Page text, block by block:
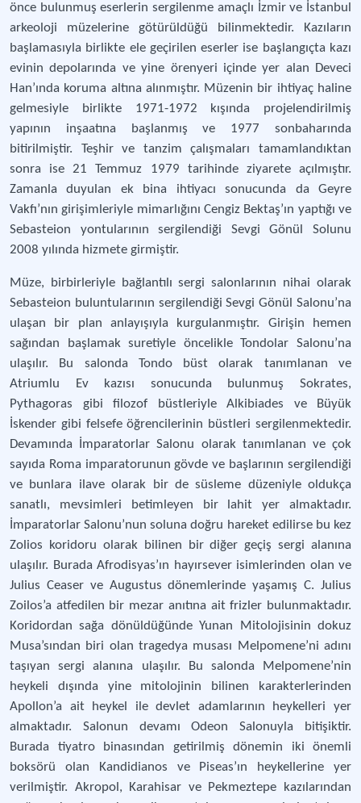
önce bulunmuş eserlerin sergilenme amaçlı İzmir ve İstanbul
arkeoloji müzelerine götürüldüğü bilinmektedir. Kazıların
başlamasıyla birlikte ele geçirilen eserler ise başlangıçta kazı
evinin depolarında ve yine örenyeri içinde yer alan Deveci
Han’ında koruma altına alınmıştır. Müzenin bir ihtiyaç haline
gelmesiyle birlikte 1971-1972 kışında projelendirilmiş
yapının inşaatına başlanmış ve 1977 sonbaharında
bitirilmiştir. Teşhir ve tanzim çalışmaları tamamlandıktan
sonra ise 21 Temmuz 1979 tarihinde ziyarete açılmıştır.
Zamanla duyulan ek bina ihtiyacı sonucunda da Geyre
Vakfı’nın girişimleriyle mimarlığını Cengiz Bektaş’ın yaptığı ve
Sebasteion yontularının sergilendiği Sevgi Gönül Solunu
2008 yılında hizmete girmiştir.
Müze, birbirleriyle bağlantılı sergi salonlarının nihai olarak
Sebasteion buluntularının sergilendiği Sevgi Gönül Salonu’na
ulaşan bir plan anlayışıyla kurgulanmıştır. Girişin hemen
sağından başlamak suretiyle öncelikle Tondolar Salonu’na
ulaşılır. Bu salonda Tondo büst olarak tanımlanan ve
Atriumlu Ev kazısı sonucunda bulunmuş Sokrates,
Pythagoras gibi filozof büstleriyle Alkibiades ve Büyük
İskender gibi felsefe öğrencilerinin büstleri sergilenmektedir.
Devamında İmparatorlar Salonu olarak tanımlanan ve çok
sayıda Roma imparatorunun gövde ve başlarının sergilendiği
ve bunlara ilave olarak bir de süsleme düzeniyle oldukça
sanatlı, mevsimleri betimleyen bir lahit yer almaktadır.
İmparatorlar Salonu’nun soluna doğru hareket edilirse bu kez
Zolios koridoru olarak bilinen bir diğer geçiş sergi alanına
ulaşılır. Burada Afrodisyas’ın hayırsever isimlerinden olan ve
Julius Ceaser ve Augustus dönemlerinde yaşamış C. Julius
Zoilos’a atfedilen bir mezar anıtına ait frizler bulunmaktadır.
Koridordan sağa dönüldüğünde Yunan Mitolojisinin dokuz
Musa’sından biri olan tragedya musası Melpomene’ni adını
taşıyan sergi alanına ulaşılır. Bu salonda Melpomene’nin
heykeli dışında yine mitolojinin bilinen karakterlerinden
Apollon’a ait heykel ile devlet adamlarının heykelleri yer
almaktadır. Salonun devamı Odeon Salonuyla bitişiktir.
Burada tiyatro binasından getirilmiş dönemin iki önemli
boksörü olan Kandidianos ve Piseas’ın heykellerine yer
verilmiştir. Akropol, Karahisar ve Pekmeztepe kazılarından